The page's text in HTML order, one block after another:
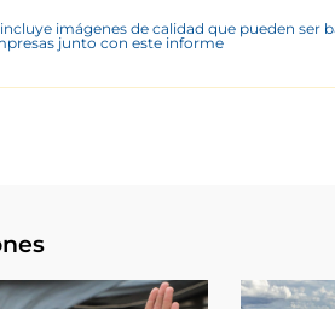
imágenes de calidad que pueden ser
junto con este informe